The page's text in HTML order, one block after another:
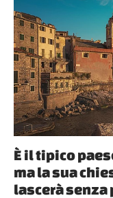
È il tipico
ma la sua
lascerà senza